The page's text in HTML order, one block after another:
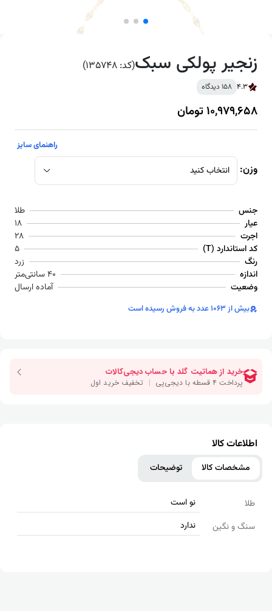
زنجیر پولکی سبک(کد: 135748)
4.3 158 دیدگاه
10,979,658 تومان
راهنمای سایز
وزن: انتخاب کنید
جنس
طلا
عیار
18
اجرت
28
کد استاندارد (T)
5
رنگ
زرد
اندازه
40 سانتی‌متر
وضعیت
آماده ارسال
بیش از 1063 عدد به فروش رسیده است
اطلاعات کالا
مشخصات کالا توضیحات
طلا
نو است
سنگ و نگین
ندارد